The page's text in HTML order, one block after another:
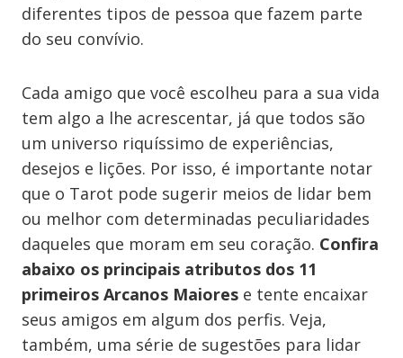
diferentes tipos de pessoa que fazem parte
do seu convívio.
Cada amigo que você escolheu para a sua vida
tem algo a lhe acrescentar, já que todos são
um universo riquíssimo de experiências,
desejos e lições. Por isso, é importante notar
que o Tarot pode sugerir meios de lidar bem
ou melhor com determinadas peculiaridades
daqueles que moram em seu coração. Confira
abaixo os principais atributos dos 11
primeiros Arcanos Maiores e tente encaixar
seus amigos em algum dos perfis. Veja,
também, uma série de sugestões para lidar